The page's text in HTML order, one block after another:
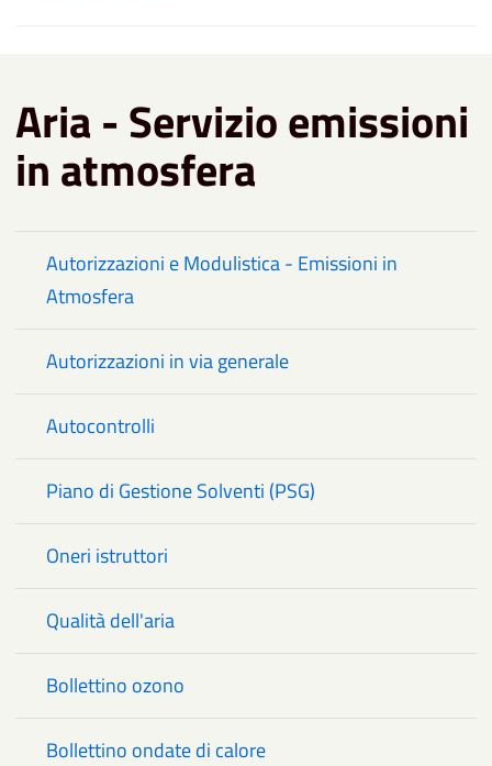
Aria - Servizio emissioni
in atmosfera
Autorizzazioni e Modulistica - Emissioni in
Atmosfera
Autorizzazioni in via generale
Autocontrolli
Piano di Gestione Solventi (PSG)
Oneri istruttori
Qualità dell'aria
Bollettino ozono
Bollettino ondate di calore